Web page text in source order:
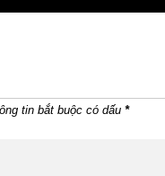
tin bắt buộc có dấu *